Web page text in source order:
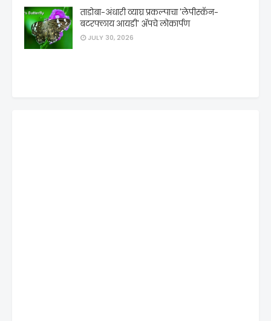
ताडोबा-अंधारी व्याघ्र प्रकल्पाचा 'लेपीस्कॅन-
बटरफ्लाय आयडी' ॲपचे लोकार्पण
JULY 30, 2026